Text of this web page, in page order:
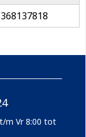
m Vr 8:00 tot